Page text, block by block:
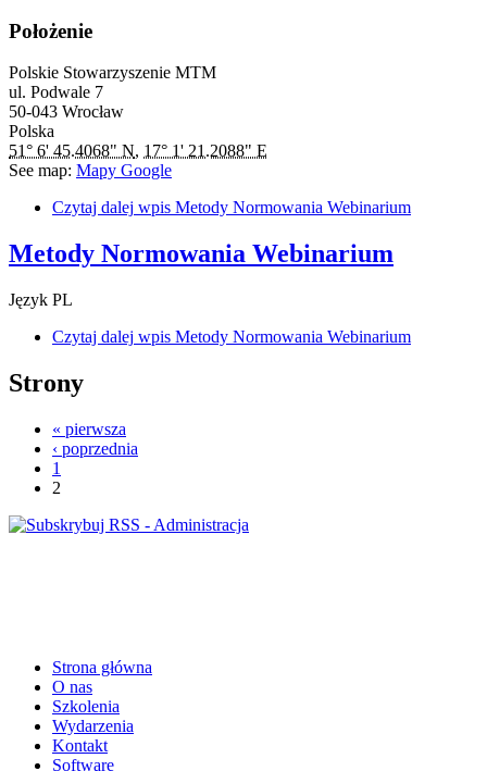
Położenie
Polskie Stowarzyszenie MTM
ul. Podwale 7
50-043 Wrocław
Polska
51° 6' 45.4068" N, 17° 1' 21.2088" E
See map: Mapy Google
Czytaj dalej wpis Metody Normowania Webinarium
Metody Normowania Webinarium
Język PL
Czytaj dalej wpis Metody Normowania Webinarium
Strony
« pierwsza
‹ poprzednia
1
2
Strona główna
O nas
Szkolenia
Wydarzenia
Kontakt
Software